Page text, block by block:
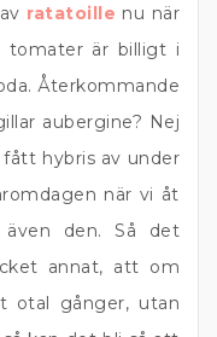
ratatoille nu när
tomater är billigt i
Återkommande
aubergine? Nej
hybris av under
när vi åt
den. Så det
annat, att om
otal gånger, utan